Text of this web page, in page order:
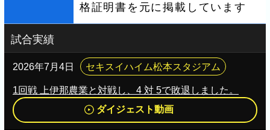
格証明書を元に掲載しています
試合実績
2026年7月4日 セキスイハイム松本スタジアム
1回戦 上伊那農業と対戦し、4 対 5で敗退しました。
ダイジェスト動画